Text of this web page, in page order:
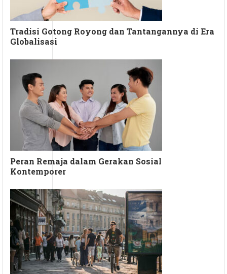
Tradisi Gotong Royong dan Tantangannya di Era
Globalisasi
Peran Remaja dalam Gerakan Sosial
Kontemporer